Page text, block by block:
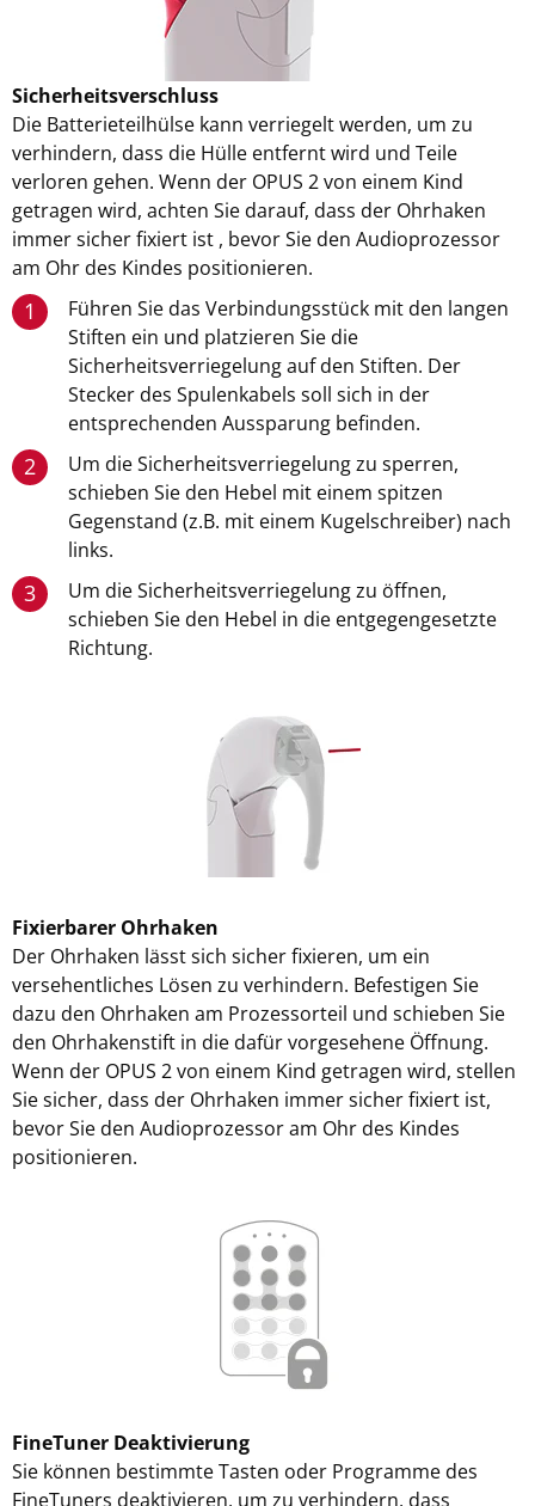
Sicherheitsverschluss
Die Batterieteilhülse kann verriegelt werden, um zu
verhindern, dass die Hülle entfernt wird und Teile
verloren gehen. Wenn der OPUS 2 von einem Kind
getragen wird, achten Sie darauf, dass der Ohrhaken
immer sicher fixiert ist , bevor Sie den Audioprozessor
am Ohr des Kindes positionieren.
1
Führen Sie das Verbindungsstück mit den langen
Stiften ein und platzieren Sie die
Sicherheitsverriegelung auf den Stiften. Der
Stecker des Spulenkabels soll sich in der
entsprechenden Aussparung befinden.
2
Um die Sicherheitsverriegelung zu sperren,
schieben Sie den Hebel mit einem spitzen
Gegenstand (z.B. mit einem Kugelschreiber) nach
links.
3
Um die Sicherheitsverriegelung zu öffnen,
schieben Sie den Hebel in die entgegengesetzte
Richtung.
Fixierbarer Ohrhaken
Der Ohrhaken lässt sich sicher fixieren, um ein
versehentliches Lösen zu verhindern. Befestigen Sie
dazu den Ohrhaken am Prozessorteil und schieben Sie
den Ohrhakenstift in die dafür vorgesehene Öffnung.
Wenn der OPUS 2 von einem Kind getragen wird, stellen
Sie sicher, dass der Ohrhaken immer sicher fixiert ist,
bevor Sie den Audioprozessor am Ohr des Kindes
positionieren.
FineTuner Deaktivierung
Sie können bestimmte Tasten oder Programme des
FineTuners deaktivieren, um zu verhindern, dass